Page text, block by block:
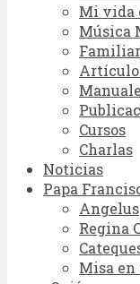
Mi vida
Música
Cursos
Charlas
Noticias
Papa
Angelus
Regina
Misa en